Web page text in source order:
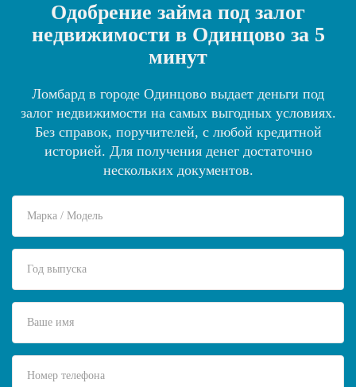
Одобрение займа под залог
недвижимости в Одинцово за 5
минут
Ломбард в городе Одинцово выдает деньги под
залог недвижимости на самых выгодных условиях.
Без справок, поручителей, с любой кредитной
историей. Для получения денег достаточно
нескольких документов.